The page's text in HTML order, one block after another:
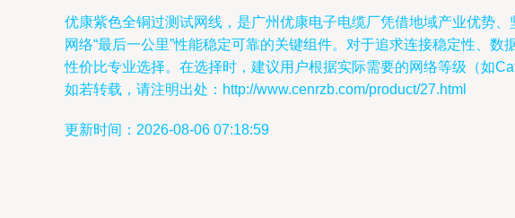
优康紫色全铜过测试网线，是广州优康电子电缆厂凭借地域产业优势
网络“最后一公里”性能稳定可靠的关键组件。对于追求连接稳定性、
性价比专业选择。在选择时，建议用户根据实际需要的网络等级（如
如若转载，请注明出处：http://www.cenrzb.com/product/27.html
更新时间：2026-08-06 07:18:59